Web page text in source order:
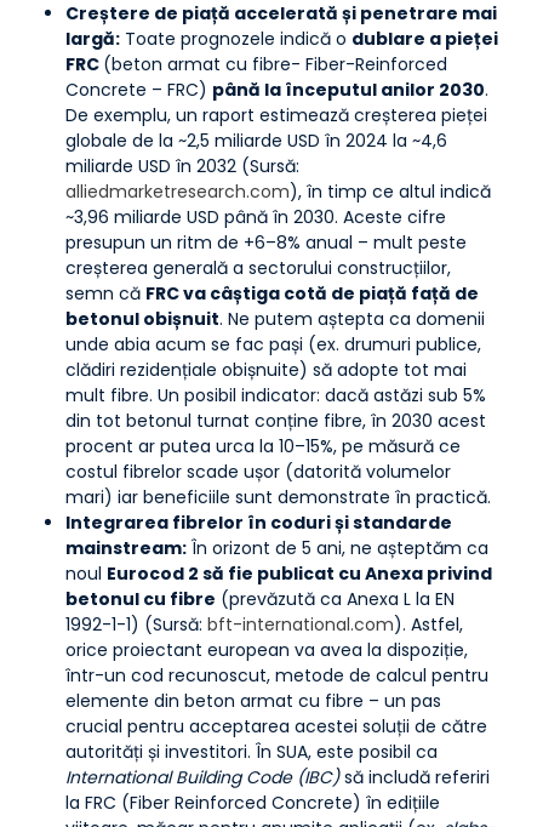
Creștere de piață accelerată și penetrare mai
largă: Toate prognozele indică o dublare a pieței
FRC (beton armat cu fibre- Fiber-Reinforced
Concrete – FRC) până la începutul anilor 2030.
De exemplu, un raport estimează creșterea pieței
globale de la ~2,5 miliarde USD în 2024 la ~4,6
miliarde USD în 2032 (Sursă:
alliedmarketresearch.com), în timp ce altul indică
~3,96 miliarde USD până în 2030. Aceste cifre
presupun un ritm de +6–8% anual – mult peste
creșterea generală a sectorului construcțiilor,
semn că FRC va câștiga cotă de piață față de
betonul obișnuit. Ne putem aștepta ca domenii
unde abia acum se fac pași (ex. drumuri publice,
clădiri rezidențiale obișnuite) să adopte tot mai
mult fibre. Un posibil indicator: dacă astăzi sub 5%
din tot betonul turnat conține fibre, în 2030 acest
procent ar putea urca la 10–15%, pe măsură ce
costul fibrelor scade ușor (datorită volumelor
mari) iar beneficiile sunt demonstrate în practică.
Integrarea fibrelor în coduri și standarde
mainstream: În orizont de 5 ani, ne așteptăm ca
noul Eurocod 2 să fie publicat cu Anexa privind
betonul cu fibre (prevăzută ca Anexa L la EN
1992-1-1) (Sursă: bft-international.com). Astfel,
orice proiectant european va avea la dispoziție,
într-un cod recunoscut, metode de calcul pentru
elemente din beton armat cu fibre – un pas
crucial pentru acceptarea acestei soluții de către
autorități și investitori. În SUA, este posibil ca
International Building Code (IBC)să includă referiri
la FRC (Fiber Reinforced Concrete) în edițiile